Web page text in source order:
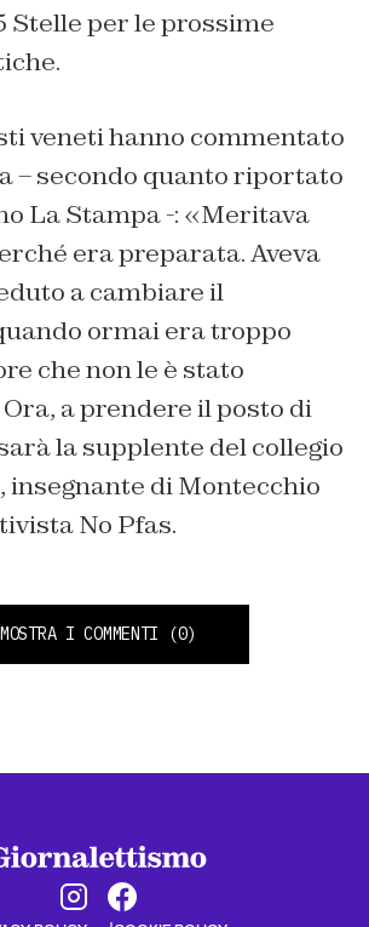
Stelle per le prossime
veneti hanno commentato
– secondo quanto riportato
La Stampa -: «Meritava
era preparata. Aveva
a cambiare il
ormai era troppo
che non le è stato
a prendere il posto di
la supplente del collegio
, insegnante di Montecchio
No Pfas.
MOSTRA I COMMENTI (0)